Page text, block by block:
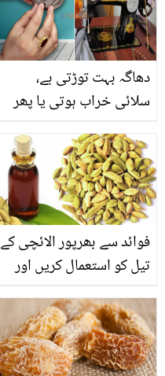
دھاگہ بہت توڑتی ہے،
سلائی خراب ہوتی یا پھر
مشین کی سیٹنگ کا ایسا
طریقہ جو کاریگر خود بھی
کرتے لیکن کسی کو بتاتے
نہیں
فوائد سے بھرپور الائچی کے
تیل کو استعمال کریں اور
جانیں اس کو گھر میں
بنانے کا آسان طریقہ